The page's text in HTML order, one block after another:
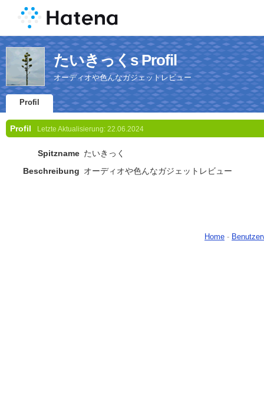
たいきっくs Profil
オーディオや色んなガジェットレビュー
Profil
Profil Letzte Aktualisierung: 22.06.2024
Spitzname たいきっく
Beschreibung オーディオや色んなガジェットレビュー
Home -